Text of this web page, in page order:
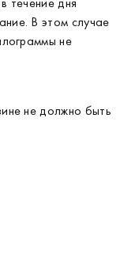
В этом случае
не
не должно быть